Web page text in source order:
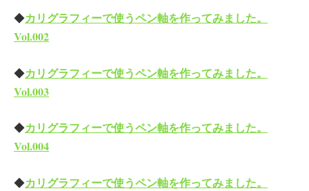
◆カリグラフィーで使うペン軸を作ってみました。
Vol.002
◆カリグラフィーで使うペン軸を作ってみました。
Vol.003
◆カリグラフィーで使うペン軸を作ってみました。
Vol.004
◆カリグラフィーで使うペン軸を作ってみました。